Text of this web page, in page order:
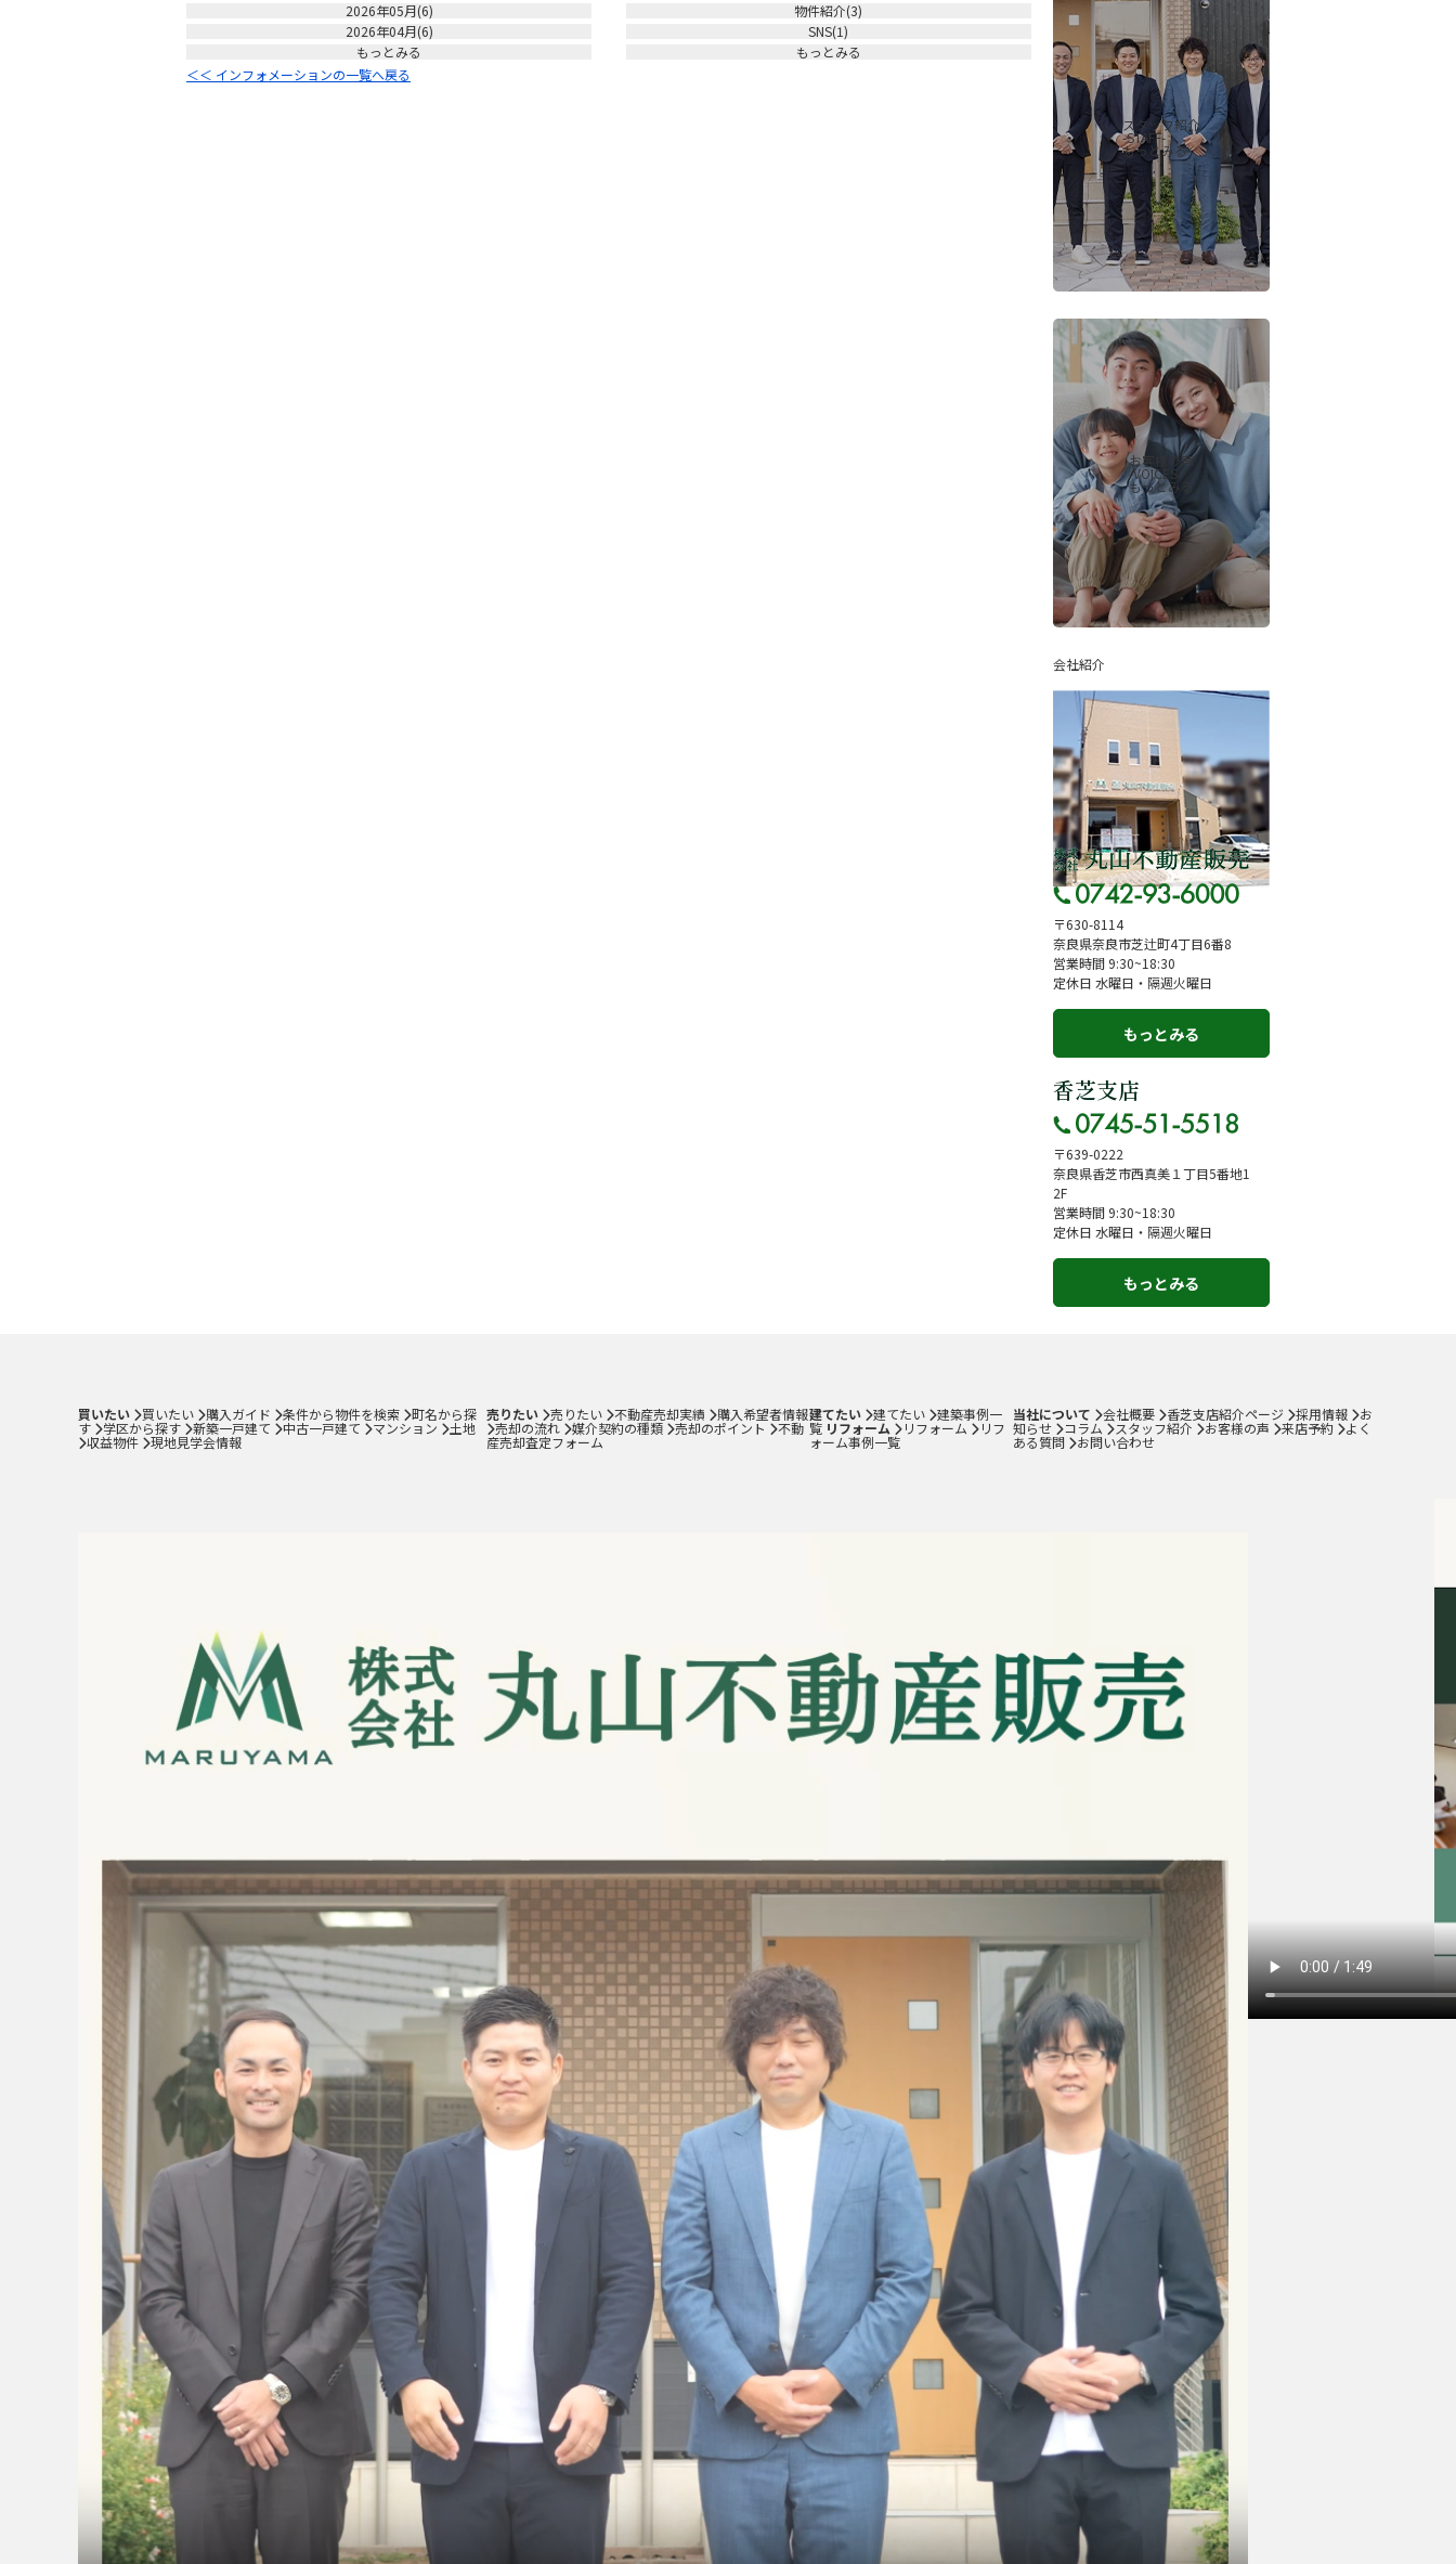
当社について
会社概要
香芝支店紹介ページ
採用情報
スタッフ紹介
お客様の声
来店予約
よくある質問
サイトマップ
お問い合わせ
2026年05月(6)
2026年04月(6)
もっとみる
物件紹介(3)
SNS(1)
もっとみる
＜＜ インフォメーションの一覧へ戻る
スタッフ紹介
-STAFF-
もっとみる
お客様の声
-VOICES-
もっとみる
会社紹介
〒630-8114
奈良県奈良市芝辻町4丁目6番8
営業時間 9:30~18:30
定休日 水曜日・隔週火曜日
もっとみる
香芝支店
〒639-0222
奈良県香芝市西真美１丁目5番地1
2F
営業時間 9:30~18:30
定休日 水曜日・隔週火曜日
もっとみる
買いたい 買いたい 購入ガイド 条件から物件を検索 町名から探
す 学区から探す 新築一戸建て 中古一戸建て マンション 土地
収益物件 現地見学会情報
売りたい 売りたい 不動産売却実績 購入希望者情報
売却の流れ 媒介契約の種類 売却のポイント 不動
産売却査定フォーム
建てたい 建てたい 建築事例一
覧 リフォーム リフォーム リフ
ォーム事例一覧
当社について 会社概要 香芝支店紹介ページ 採用情報 お
知らせ コラム スタッフ紹介 お客様の声 来店予約 よく
ある質問 お問い合わせ